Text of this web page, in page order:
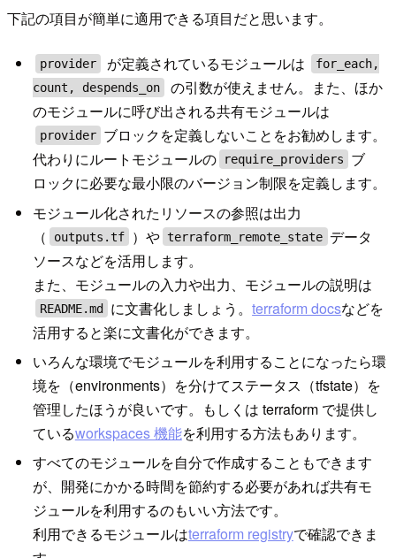
下記の項目が簡単に適用できる項目だと思います。
provider が定義されているモジュールは
for_each,
count, despends_on
の引数が使えません。また、ほか
のモジュールに呼び出される共有モジュールは
provider ブロックを定義しないことをお勧めします。
代わりにルートモジュールの
require_providers
ブ
ロックに必要な最小限のバージョン制限を定義します。
モジュール化されたリソースの参照は出力
（
outputs.tf ）や terraform_remote_state データ
ソースなどを活用します。
また、モジュールの入力や出力、モジュールの説明は
README.md に文書化しましょう。terraform docsなどを
活用すると楽に文書化ができます。
いろんな環境でモジュールを利用することになったら環
境を（environments）を分けてステータス（tfstate）を
管理したほうが良いです。もしくは terraform で提供し
ているworkspaces 機能を利用する方法もあります。
すべてのモジュールを自分で作成することもできます
が、開発にかかる時間を節約する必要があれば共有モ
ジュールを利用するのもいい方法です。
利用できるモジュールはterraform registryで確認できま